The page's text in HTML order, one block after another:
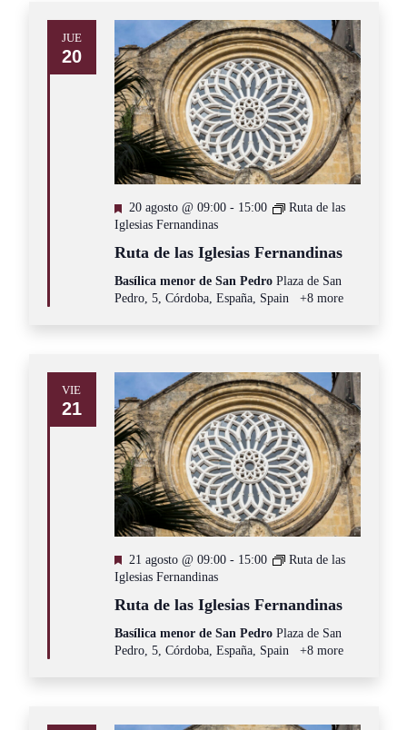
JUE
20
Destacado
20 agosto @ 09:00- 15:00
Ruta de las
Iglesias Fernandinas
Ruta de las Iglesias Fernandinas
Basílica menor de San Pedro Plaza de San
Pedro, 5, Córdoba, España, Spain
+8 more
VIE
21
Destacado
21 agosto @ 09:00- 15:00
Ruta de las
Iglesias Fernandinas
Ruta de las Iglesias Fernandinas
Basílica menor de San Pedro Plaza de San
Pedro, 5, Córdoba, España, Spain
+8 more